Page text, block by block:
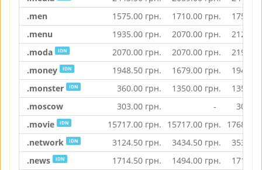
.men
1575.00 грн. 1710.00 грн.
1753.00
.menu
1935.00 грн. 2070.00 грн.
2124.00
.moda
IDN 2070.00 грн. 2070.00 грн.
2193.50
.money
IDN 1948.50 грн. 1679.00 грн.
1948.50
.monster
IDN 360.00 грн. 1350.00 грн.
1350.00
.moscow
303.00 грн. -
303.00
.movie
IDN 15717.00 грн. 15717.00 грн.
17685.00
.network
IDN 3124.50 грн. 3434.50 грн.
3534.50
.news
IDN 1714.50 грн. 1494.00 грн.
1714.50